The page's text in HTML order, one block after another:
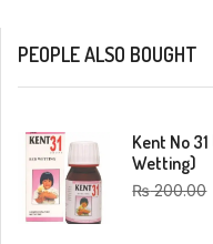
PEOPLE ALSO BOUGHT
Kent No 31 بستر میں پیشاب نکلنا (Bed
Wetting)
₨200.00